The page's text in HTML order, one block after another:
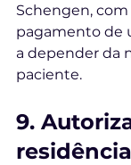
Schengen,
pagamento de
a depender da
paciente.
9.